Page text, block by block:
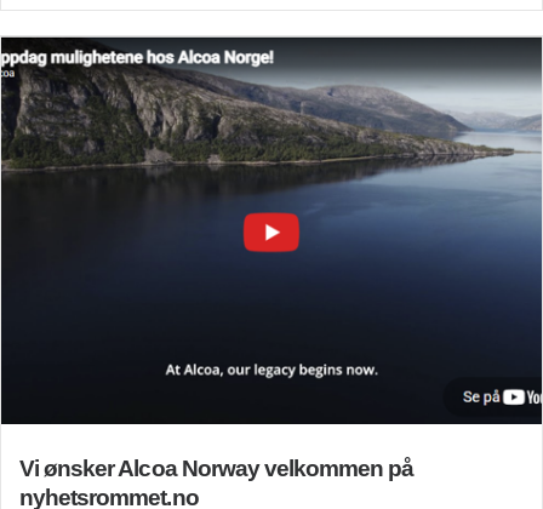
Vi ønsker Alcoa Norway velkommen på
nyhetsrommet.no